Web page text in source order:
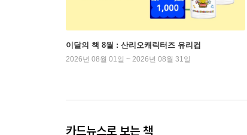
이달의 책 8월 : 산리오캐릭터즈 유리컵
2026년 08월 01일 ~ 2026년 08월 31일
카드뉴스로 보는 책